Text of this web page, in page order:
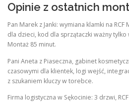
Opinie z ostatnich
Pan Marek z Janki: wymiana klamki na
dla dzieci, kod dla sprzątaczki ważny tylko
Montaż 85 minut.
Pani Aneta z Piaseczna, gabinet
czasowymi dla klientek, logi wejść,
z szukaniem kluczy w torebce.
Firma logistyczna w Sękocinie: 3 drzwi,